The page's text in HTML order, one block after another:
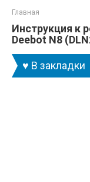
Главная
Инструкция к
Deebot N8
♥ В закладки